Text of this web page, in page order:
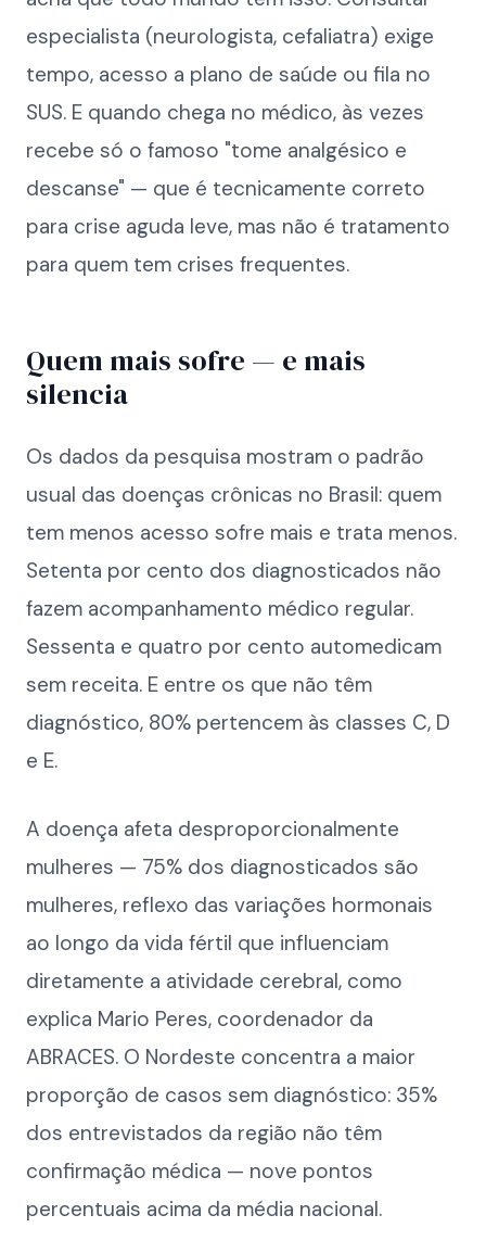
especialista (neurologista, cefaliatra) exige
tempo, acesso a plano de saúde ou fila no
SUS. E quando chega no médico, às vezes
recebe só o famoso "tome analgésico e
descanse" — que é tecnicamente correto
para crise aguda leve, mas não é tratamento
para quem tem crises frequentes.
Quem mais sofre — e mais
silencia
Os dados da pesquisa mostram o padrão
usual das doenças crônicas no Brasil: quem
tem menos acesso sofre mais e trata menos.
Setenta por cento dos diagnosticados não
fazem acompanhamento médico regular.
Sessenta e quatro por cento automedicam
sem receita. E entre os que não têm
diagnóstico, 80% pertencem às classes C, D
e E.
A doença afeta desproporcionalmente
mulheres — 75% dos diagnosticados são
mulheres, reflexo das variações hormonais
ao longo da vida fértil que influenciam
diretamente a atividade cerebral, como
explica Mario Peres, coordenador da
ABRACES. O Nordeste concentra a maior
proporção de casos sem diagnóstico: 35%
dos entrevistados da região não têm
confirmação médica — nove pontos
percentuais acima da média nacional.